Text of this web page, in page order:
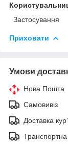
Застосування
Приховати
Умови
Нова Пошта
Самовивіз
Доставка
Транспортна